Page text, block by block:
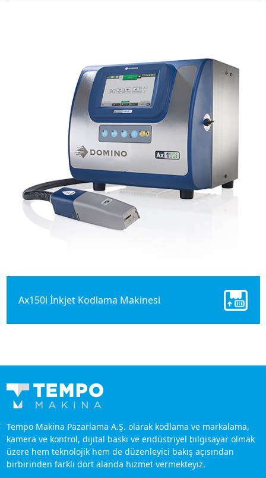
Ax150i İnkjet Kodlama Makinesi
Tempo Makina Pazarlama A.Ş. olarak kodlama ve markalama,
kamera ve kontrol, dijital baskı ve endüstriyel bilgisayar olmak
üzere hem teknolojik hem de düzenleyici bakış açısından
birbirinden farklı dört alanda hizmet vermekteyiz.